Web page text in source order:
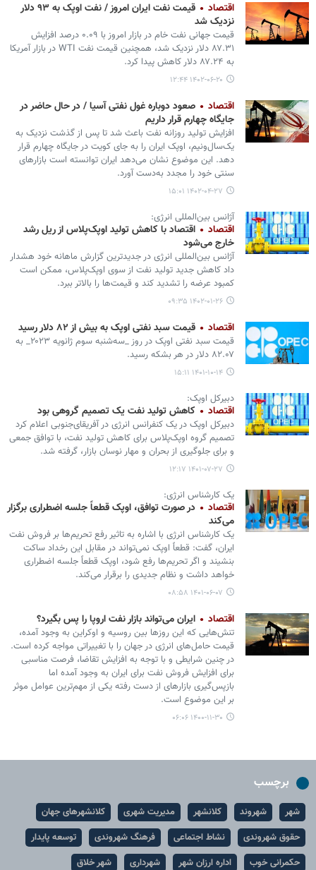
اقتصاد
قیمت نفت ایران امروز / نفت اوپک به ۹۳ دلار
نزدیک شد
قیمت جهانی نفت خام در بازار امروز با ۰.۰۹ درصد افزایش
۸۷.۳۱ دلار نزدیک شد، همچنین قیمت نفت WTI در بازار آمریکا
به ۸۷.۲۴ دلار کاهش پیدا کرد.
۱۴۰۲-۰۶-۲۰ ۱۲:۴۴
اقتصاد
صعود دوباره غول نفتی آسیا / در حال حاضر در
جایگاه چهارم قرار داریم
افزایش تولید روزانه نفت باعث شد تا پس از گذشت نزدیک به
یک‌سال‌ونیم، اوپک ایران را به جای کویت در جایگاه چهارم قرار
دهد. این موضوع نشان می‌دهد ایران توانسته است بازارهای
سنتی خود را مجدد به‌دست آورد.
۱۴۰۲-۰۴-۲۷ ۱۵:۰۱
آژانس بین‌المللی انرژی:
اقتصاد
اقتصاد با کاهش تولید اوپک‌پلاس از ریل رشد
خارج می‌شود
آژانس بین‌المللی انرژی در جدیدترین گزارش ماهانه خود هشدار
داد کاهش جدید تولید نفت از سوی اوپک‌پلاس، ممکن است
کمبود عرضه را تشدید کند و قیمت‌ها را بالاتر ببرد.
۱۴۰۲-۰۱-۲۶ ۰۹:۳۵
اقتصاد قیمت سبد نفتی اوپک به بیش از ۸۲ دلار رسید
قیمت سبد نفتی اوپک در روز _سه‌شنبه سوم ژانویه ۲۰۲۳_ به
۸۲.۰۷ دلار در هر بشکه رسید.
۱۴۰۱-۱۰-۱۴ ۱۵:۱۱
دبیرکل اوپک:
اقتصاد کاهش تولید نفت یک تصمیم گروهی بود
دبیرکل اوپک در یک کنفرانس انرژی در آفریقای‌جنوبی اعلام کرد
تصمیم گروه اوپک‌پلاس برای کاهش تولید نفت، با توافق جمعی
و برای جلوگیری از بحران و مهار نوسان بازار، گرفته شد.
۱۴۰۱-۰۷-۲۷ ۱۲:۱۷
یک کارشناس انرژی:
اقتصاد
در صورت توافق، اوپک قطعاً جلسه اضطراری برگزار
می‌کند
یک کارشناس انرژی با اشاره به تاثیر رفع تحریم‌ها بر فروش نفت
ایران، گفت: قطعاً اوپک نمی‌تواند در مقابل این رخداد ساکت
بنشیند و اگر تحریم‌ها رفع شود، اوپک قطعاً جلسه اضطراری
خواهد داشت و نظام جدیدی را برقرار می‌کند.
۱۴۰۱-۰۶-۰۷ ۰۸:۵۸
اقتصاد ایران می‌تواند بازار نفت اروپا را پس بگیرد؟
تنش‌هایی که این روزها بین روسیه و اوکراین به وجود آمده،
قیمت حامل‌های انرژی در جهان را با تغییراتی مواجه کرده است.
در چنین شرایطی و با توجه به افزایش تقاضا، فرصت مناسبی
برای افزایش فروش نفت برای ایران به وجود آمده اما
بازپس‌گیری بازارهای از دست رفته یکی از مهم‌ترین عوامل موثر
بر این موضوع است.
۱۴۰۰-۱۱-۳۰ ۰۶:۰۶
برچسب
شهر شهروند کلانشهر مدیریت شهری
کلانشهرهای جهان
حقوق شهروندی
نشاط اجتماعی فرهنگ شهروندی
توسعه پایدار
حکمرانی خوب
اداره ارزان شهر شهرداری شهر خلاق